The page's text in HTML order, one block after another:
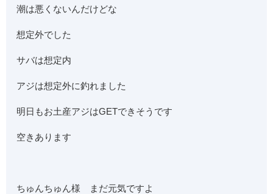
潮は悪くないんだけどな
想定外でした
サバは想定内
アジは想定外に釣れました
明日もお土産アジはGETできそうです
空きあります
ちゅんちゅん様 まだ元気ですよ